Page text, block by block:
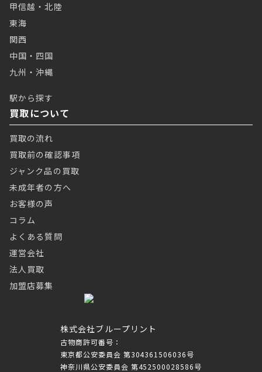
株式会社ブループリント
古物商許可番号：
東京都公安委員会 第304361506036号
神奈川県公安委員会 第452500028586号
甲信越・北陸
東海
関西
中国・四国
九州・沖縄
駅から探す
買取について
買取の流れ
買取前の確認事項
ジャンク品の買取
未成年者の方へ
お客様の声
コラム
よくある質問
運営会社
法人買取
加盟店募集